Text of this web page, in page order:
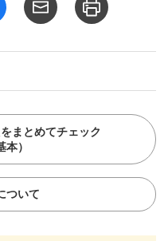
まとめてチェック
本）
ついて